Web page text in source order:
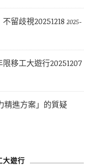
留歧視20251218 2025-
移工大遊行20251207
精進方案」的質疑
大遊行